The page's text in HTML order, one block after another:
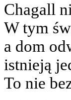
Chagall
W tym
a dom
istnieją
To nie